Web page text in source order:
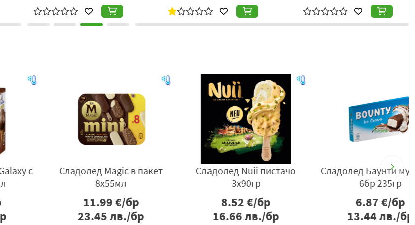
Сладолед Magic в пакет
€/бр
лв./бр
Сладолед Nuii пистачо
€/бр
лв./бр
Сладолед Баунти мултипак
6бр 235гр
€/бр
лв./бр